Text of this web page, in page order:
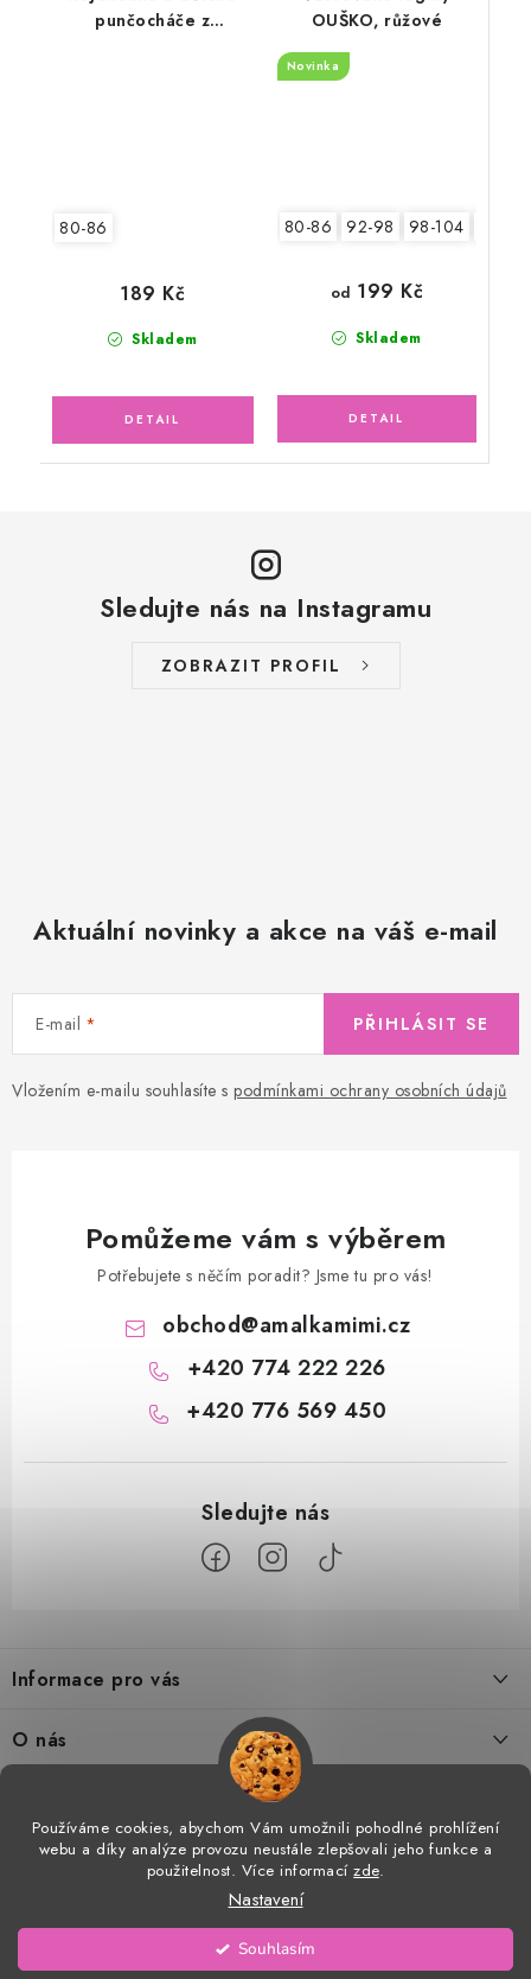
Používáme cookies, abychom Vám umožnili pohodlné prohlížení
webu a díky analýze provozu neustále zlepšovali jeho funkce a
použitelnost. Více informacízde.
Nastavení
Souhlasím
punčocháče z
80-86
Skladem
189 Kč
OUŠKO, růžové
Novinka
80-86 92-98 98-104
Skladem
od 199 Kč
Sledujte nás na Instagramu
ZOBRAZIT PROFIL
Aktuální novinky a akce na váš e-mail
E-mail
Vložením e-mailu souhlasíte s podmínkami ochrany osobních údajů
PŘIHLÁSIT SE
Pomůžeme vám s výběrem
Potřebujete s něčím poradit? Jsme tu pro vás!
obchod@amalkamimi.cz
+420 774 222 226
+420 776 569 450
p
a
t
Informace pro vás
Tabulka velikostí
Obchodní podmínky
Podmínky ochrany osobních údajů
O nás
Proč AMÁLKA?
Blog
Facebook
Vytvořil Shoptet
Copyright 2026AMÁLKA. Všechna práva vyhrazena.Upravit nastavení cookies